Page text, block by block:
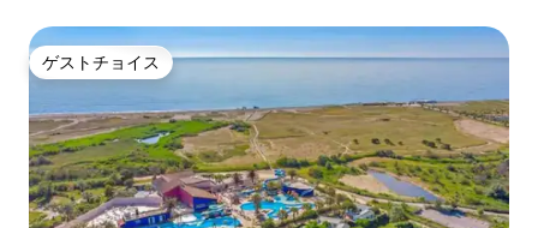
ゲストチョイス
ゲストチョイス